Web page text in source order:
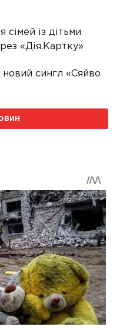
із дітьми
«Дія.Картку»
сингл «Сяйво